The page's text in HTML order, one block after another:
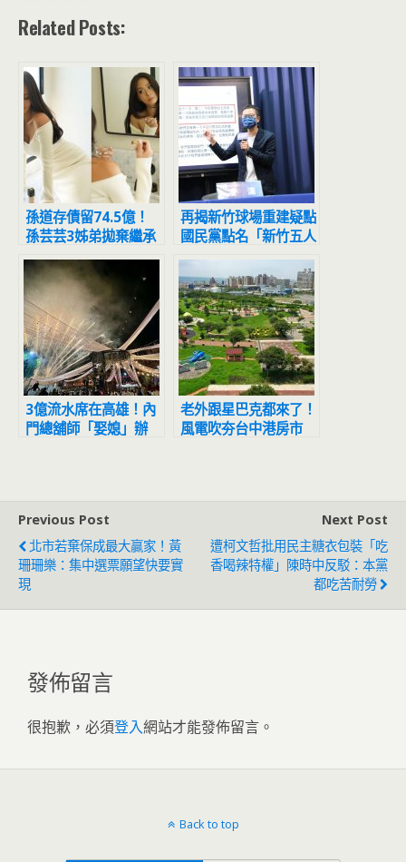
Related Posts:
孫道存債留74.5億！
孫芸芸3姊弟拋棄繼承
前女友顏寧3子女卻沒
這麼做
再揭新竹球場重建疑點
國民黨點名「新竹五人
幫」
3億流水席在高雄！內
門總舖師「娶媳」辦
老外跟星巴克都來了！
風電吹夯台中港房市
Previous Post
北市若棄保成最大贏家！黃
珊珊樂：集中選票願望快要實
現
Next Post
遭柯文哲批用民主糖衣包裝「吃
香喝辣特權」陳時中反駁：本黨
都吃苦耐勞
發佈留言
很抱歉，必須登入網站才能發佈留言。
Back to top